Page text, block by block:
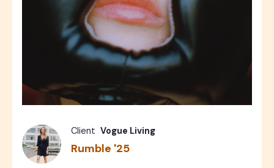
Client Vogue Living
Rumble '25